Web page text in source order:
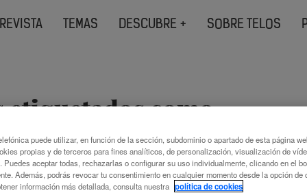
REVISTA TEMAS DESCUBRE + SOBRE TELOS
como
las mujeres
puede utilizar, en función de la sección, subdominio o apartado de esta página
propias y de terceros para fines analíticos, de personalización, visualización de
Puedes aceptar todas, rechazarlas o configurar su uso individualmente, clicando en el
Además, podrás revocar tu consentimiento en cualquier momento desde la opción de
información más detallada, consulta nuestra política de cookies